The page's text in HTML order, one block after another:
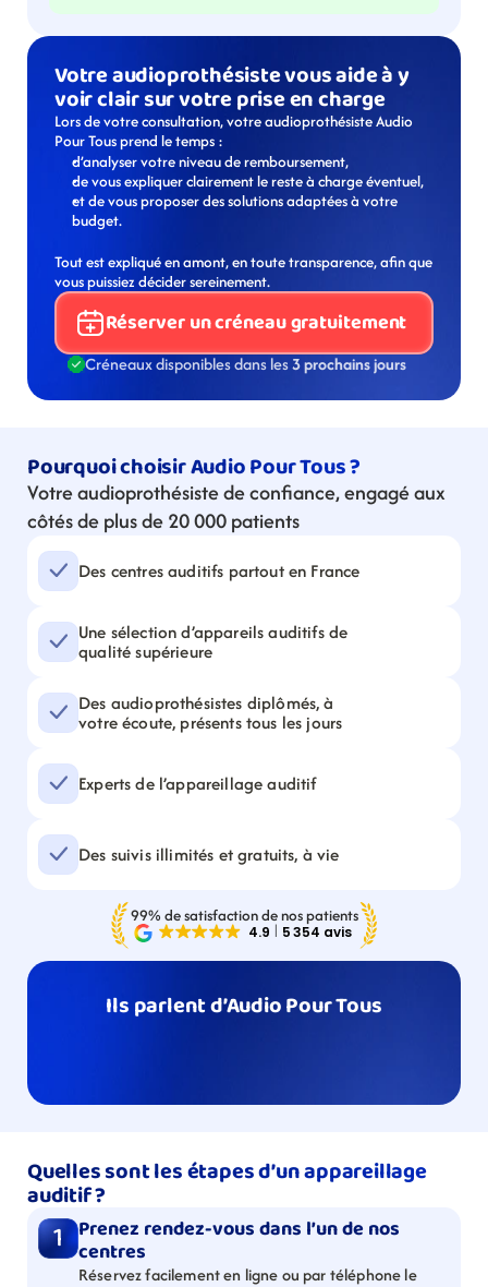
Votre audioprothésiste vous aide à y
voir clair sur votre prise en charge
Lors de votre consultation, votre audioprothésiste Audio
Pour Tous prend le temps :
d’analyser votre niveau de remboursement,
de vous expliquer clairement le reste à charge éventuel,
et de vous proposer des solutions adaptées à votre
budget.
Tout est expliqué en amont, en toute transparence, afin que
vous puissiez décider sereinement.
Réserver un créneau gratuitement
Créneaux disponibles dans les 3 prochains jours
Pourquoi choisir Audio Pour Tous ?
Votre audioprothésiste de confiance, engagé aux
côtés de plus de 20 000 patients
Des centres auditifs partout en France
Une sélection d’appareils auditifs de
qualité supérieure
Des audioprothésistes diplômés, à
votre écoute, présents tous les jours
Experts de l’appareillage auditif
Des suivis illimités et gratuits, à vie
99% de satisfaction de nos patients
Ils parlent d’Audio Pour Tous
Quelles sont les étapes d’un appareillage
auditif ?
1 Prenez rendez-vous dans l’un de nos
centres
Réservez facilement en ligne ou par téléphone le